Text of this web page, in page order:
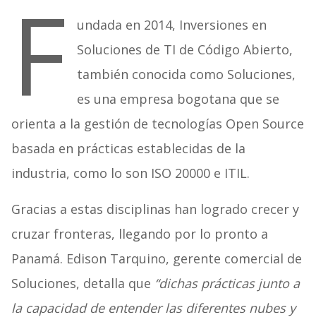
F
undada en 2014, Inversiones en
Soluciones de TI de Código Abierto,
también conocida como Soluciones,
es una empresa bogotana que se
orienta a la gestión de tecnologías Open Source
basada en prácticas establecidas de la
industria, como lo son ISO 20000 e ITIL.
Gracias a estas disciplinas han logrado crecer y
cruzar fronteras, llegando por lo pronto a
Panamá. Edison Tarquino, gerente comercial de
Soluciones, detalla que “dichas prácticas junto a
la capacidad de entender las diferentes nubes y